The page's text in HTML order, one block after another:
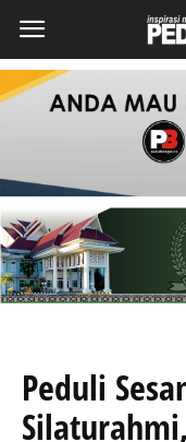
Peduli